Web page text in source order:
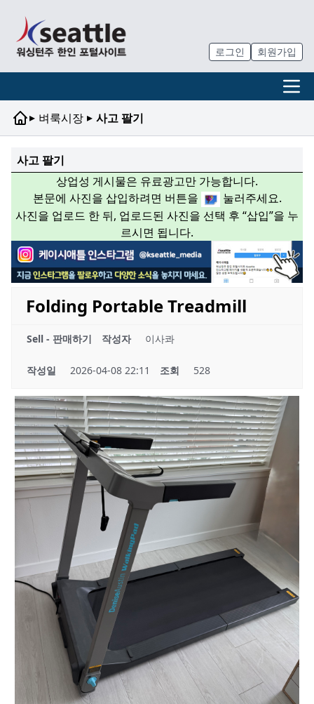
로그인 회원가입
▸ 벼룩시장 ▸ 사고 팔기
사고 팔기
상업성 게시물은 유료광고만 가능합니다.
본문에 사진을 삽입하려면 버튼을
눌러주세요.
사진을 업로드 한 뒤, 업로드된 사진을 선택 후 “삽입”을 누
르시면 됩니다.
Folding Portable Treadmill
Sell - 판매하기 작성자 이사콰
작성일 2026-04-08 22:11 조회 528